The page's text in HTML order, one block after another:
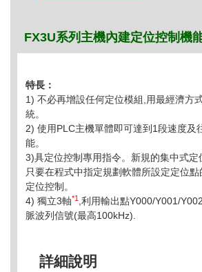
FX3U系列主機內建定位控制機
特長：
1) 不必再增設任何定位模組,用最經濟方
統。
2) 使用PLC主機單體即可達到1段速度及
能。
3)具定位控制專用指令。新規的集中式
只要在程式中指定規劃軟體所設定定位
定位控制。
4) 獨立3軸*1 ,利用輸出點Y000/Y001/
脈波列信號(最高100kHz).
詳細說明